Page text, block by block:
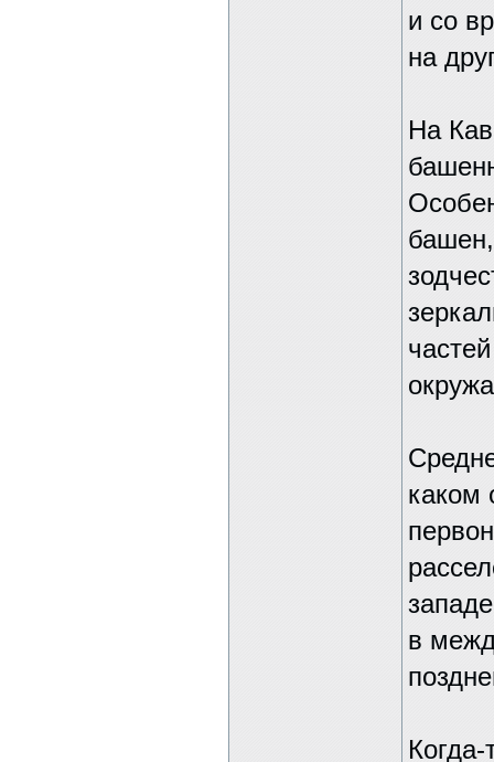
и со
на
На
каком
в